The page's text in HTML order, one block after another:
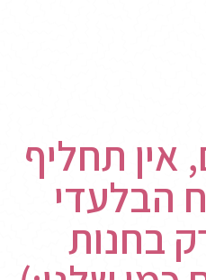
אין תחליף
הבלעדי
בחנות